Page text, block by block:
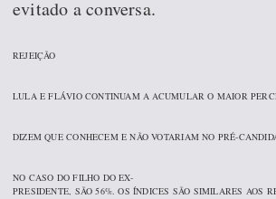
evitado a conversa.
REJEIÇÃO
LULA E FLÁVIO CONTINUAM A ACUMULAR O MAIOR
DIZEM QUE CONHECEM E NÃO VOTARIAM NO PRÉ-
NO CASO DO FILHO DO EX-
PRESIDENTE, SÃO 56%. OS ÍNDICES SÃO SIMILARES AOS